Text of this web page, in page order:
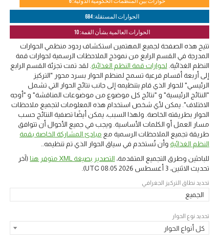
الحوارات المستقلة: 684
الحوارات العالمية بشأن القمة: 10
تتيح هذه الصفحة لجميع المهتمين استكشاف ردود منظمي الحوارات
المدرجة في القسم الرابع من نموذج الملاحظات الرسمية لحوارات قمة
النظم الغذائية. لحوارات قمة النظم الغذائية . لقد تمت تجزئة القسم الرابع
إلى أربعة أقسام فرعية تسمح لمنظم الحوار بسرد محور "التركيز
الرئيسي" للحوار الذي قام بتنظيمه إلى جانب نتائج الحوار التي تشمل
"النتائج الرئيسية" و "نتائج كل موضوع من موضوعات المناقشة" و "أوجه
الاختلاف". يمكن لأي شخص استخدام هذه المعلومات لتجميع ملاحظات
الحوار بطريقته الخاصة. ولهذا السبب، يمكن أيضًا تصفية النتائج حسب
مسار العمل أو الكلمات الأساسية. ويجب في جميع الأحوال أن تتوافق
طريقة تجميع الملاحظات الرسمية مع مبادئ المشاركة الخاصة بقمة
النظم الغذائية وأن تُستخدم في سياق الحوار الذي تم تنظيمه..
للباحثين وطرق التجميع المتقدمة، التصدير بصيغة XML متوفر هنا
(آخر
تحديث الاثنين، 3 أغسطس 2026 08:05 UTC ).
تحديد نطاق التركيز الجغرافي
الجميع
تحديد نوع الحوار
كل أنواع الحوار